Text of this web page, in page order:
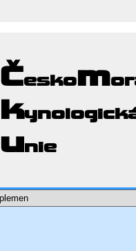
Českom
k
unie